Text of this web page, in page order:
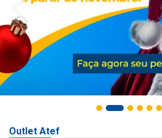
Outlet Atef